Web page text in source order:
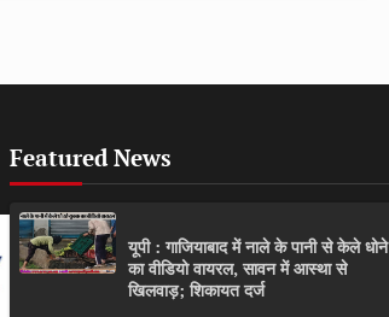
Featured News
यूपी : गाजियाबाद में नाले के पानी से केले धोने
का वीडियो वायरल, सावन में आस्था से
खिलवाड़; शिकायत दर्ज